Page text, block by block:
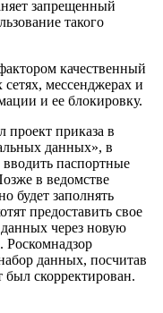
запрещенный
такого
качественный
мессенджерах и
и ее блокировку.
проект приказа в
данных», в
паспортные
в ведомстве
будет заполнять
предоставить свое
через новую
данных, посчитав
был скорректирован.